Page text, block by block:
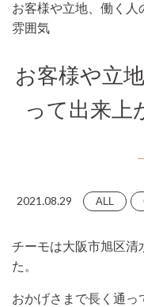
お客様や立地、働く
雰囲気
お客様や立
って出来上
2021.08.29 ALL
チーモは大阪市旭区清
た。
おかげさまで長く通っ